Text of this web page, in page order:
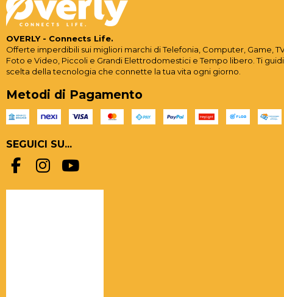
OVERLY - Connects Life.
Offerte imperdibili sui migliori marchi di Telefonia, Computer, Game,
Foto e Video, Piccoli e Grandi Elettrodomestici e Tempo libero. Ti
scelta della tecnologia che connette la tua vita ogni giorno.
Metodi di Pagamento
SEGUICI SU...